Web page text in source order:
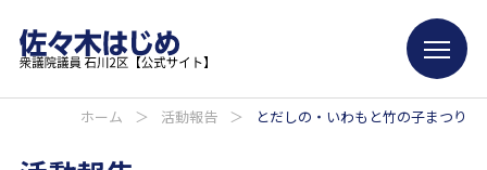
ホーム ＞ 活動報告 ＞ とだしの・いわもと竹の子まつり